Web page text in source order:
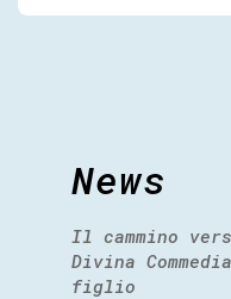
News
Il cammino
Divina
figlio